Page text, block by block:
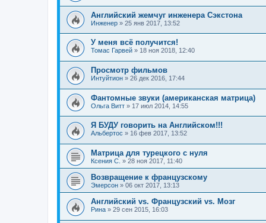
Английский жемчуг инженера Сэкстона
Инженер » 25 янв 2017, 13:52
У меня всё получится!
Томас Гарвей » 18 ноя 2018, 12:40
Просмотр фильмов
Интуйтион » 26 дек 2016, 17:44
Фантомные звуки (американская матрица)
Ольга Витт » 17 июл 2014, 14:55
Я БУДУ говорить на Английском!!!
Альбертос » 16 фев 2017, 13:52
Матрица для турецкого с нуля
Ксения С. » 28 ноя 2017, 11:40
Возвращение к французскому
Эмерсон » 06 окт 2017, 13:13
Английский vs. Французский vs. Мозг
Рина » 29 сен 2015, 16:03